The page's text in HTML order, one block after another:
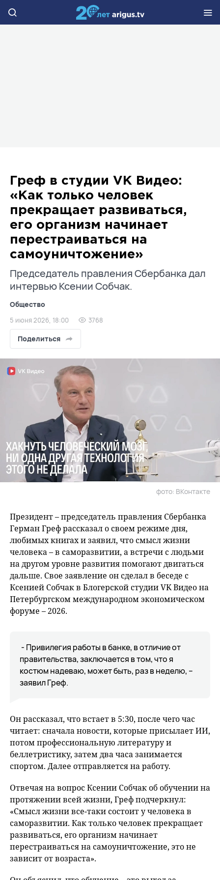
Греф в студии VK Видео:
«Как только человек
прекращает развиваться,
его организм начинает
перестраиваться на
самоуничтожение»
Председатель правления Сбербанка дал
интервью Ксении Собчак.
Общество
5 июня 2026, 18:00 3768
Поделиться
фото: ВКонтакте
Президент – председатель правления Сбербанка
Герман Греф рассказал о своем режиме дня,
любимых книгах и заявил, что смысл жизни
человека – в саморазвитии, а встречи с людьми
на другом уровне развития помогают двигаться
дальше. Свое заявление он сделал в беседе с
Ксенией Собчак в Блогерской студии VK Видео на
Петербургском международном экономическом
форуме – 2026.
- Привилегия работы в банке, в отличие от
правительства, заключается в том, что я
костюм надеваю, может быть, раз в неделю, –
заявил Греф.
Он рассказал, что встает в 5:30, после чего час
читает: сначала новости, которые присылает ИИ,
потом профессиональную литературу и
беллетристику, затем два часа занимается
спортом. Далее отправляется на работу.
Отвечая на вопрос Ксении Собчак об обучении на
протяжении всей жизни, Греф подчеркнул:
«Смысл жизни все-таки состоит у человека в
саморазвитии. Как только человек прекращает
развиваться, его организм начинает
перестраиваться на самоуничтожение, это не
зависит от возраста».